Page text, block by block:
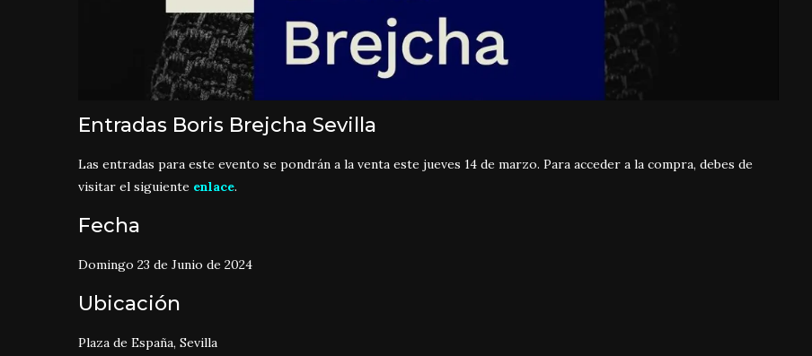
Entradas Boris Brejcha Sevilla
Las entradas para este evento se pondrán a la venta este jueves 14 de marzo. Para acceder a la compra, debes de
visitar el siguiente enlace.
Fecha
Domingo 23 de Junio de 2024
Ubicación
Plaza de España, Sevilla